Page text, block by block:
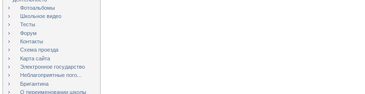
Фотоальбомы
Школьное видео
Тесты
Форум
Контакты
Схема проезда
Карта сайта
Электронное государство
Неблагоприятные пого...
Бригантина
О переименовании школы